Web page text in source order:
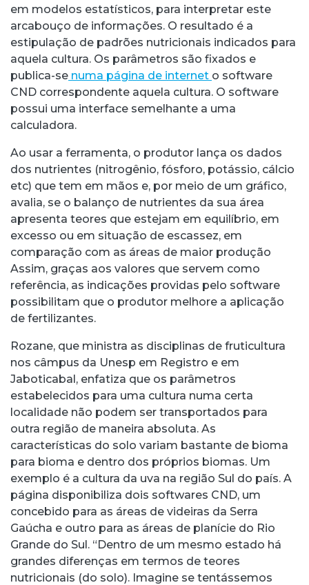
em modelos estatísticos, para interpretar este
arcabouço de informações. O resultado é a
estipulação de padrões nutricionais indicados para
aquela cultura. Os parâmetros são fixados e
publica-se numa página de internet o software
CND correspondente aquela cultura. O software
possui uma interface semelhante a uma
calculadora.
Ao usar a ferramenta, o produtor lança os dados
dos nutrientes (nitrogênio, fósforo, potássio, cálcio
etc) que tem em mãos e, por meio de um gráfico,
avalia, se o balanço de nutrientes da sua área
apresenta teores que estejam em equilíbrio, em
excesso ou em situação de escassez, em
comparação com as áreas de maior produção
Assim, graças aos valores que servem como
referência, as indicações providas pelo software
possibilitam que o produtor melhore a aplicação
de fertilizantes.
Rozane, que ministra as disciplinas de fruticultura
nos câmpus da Unesp em Registro e em
Jaboticabal, enfatiza que os parâmetros
estabelecidos para uma cultura numa certa
localidade não podem ser transportados para
outra região de maneira absoluta. As
características do solo variam bastante de bioma
para bioma e dentro dos próprios biomas. Um
exemplo é a cultura da uva na região Sul do país. A
página disponibiliza dois softwares CND, um
concebido para as áreas de videiras da Serra
Gaúcha e outro para as áreas de planície do Rio
Grande do Sul. “Dentro de um mesmo estado há
grandes diferenças em termos de teores
nutricionais (do solo). Imagine se tentássemos